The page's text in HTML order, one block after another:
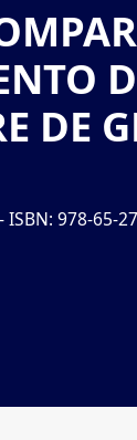
DE
- ISBN: 978-65-